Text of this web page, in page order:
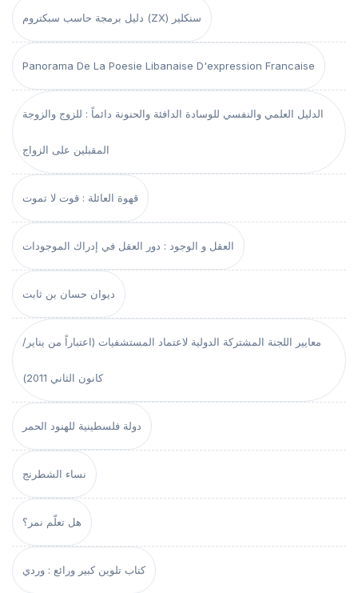
دليل برمجة حاسب سبكتروم (ZX) سنكلير
Panorama De La Poesie Libanaise D'expression Francaise
الدليل العلمي والنفسي للوسادة الدافئة والحنونة دائماً : للزوج والزوجة
المقبلين على الزواج
قهوة العائلة : قوت لا تموت
العقل و الوجود : دور العقل في إدراك الموجودات
ديوان حسان بن ثابت
معايير اللجنة المشتركة الدولية لاعتماد المستشفيات (اعتباراً من يناير/
كانون الثاني 2011)
دولة فلسطينية للهنود الحمر
نساء الشطرنج
هل تعلّم نمر؟
كتاب تلوين كبير ورائع : وردي